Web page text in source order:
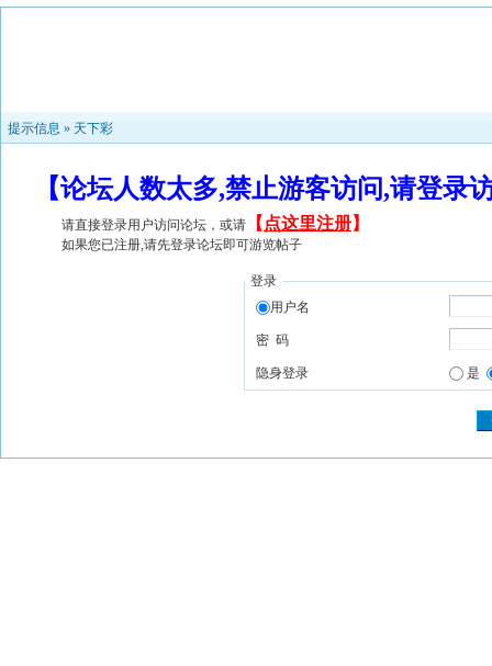
提示信息 » 天下彩
【论坛人数太多,禁止游客访问,请登
请直接登录用户访问论坛，或请 【 点这里注册】
如果您已注册,请先登录论坛即可游览帖子
登录
用户名
密 码
隐身登录 是